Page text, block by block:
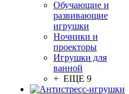
Обучающие и
развивающие
игрушки
Ночники и
проекторы
Игрушки для
ванной
+ ЕЩЕ 9